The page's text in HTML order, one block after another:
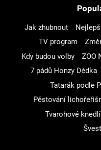
Jak zhubnout
TV program
Kdy budou volby
ZOO
7 pádů Honzy Dědka
Tatarák podle
Pěstování
Tvarohové